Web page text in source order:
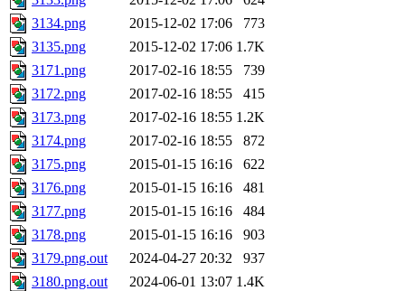
3134.png
2015-12-02 17:06
773
3135.png
2015-12-02 17:06 1.7K
3171.png
2017-02-16 18:55
739
3172.png
2017-02-16 18:55
415
3173.png
2017-02-16 18:55 1.2K
3174.png
2017-02-16 18:55
872
3175.png
2015-01-15 16:16
622
3176.png
2015-01-15 16:16
481
3177.png
2015-01-15 16:16
484
3178.png
2015-01-15 16:16
903
3179.png.out
2024-04-27 20:32
937
3180.png.out
2024-06-01 13:07 1.4K